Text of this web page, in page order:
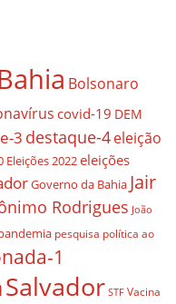
Bolsonaro
covid-19 DEM
3 destaque-4eleição
Eleições 2022eleições
Governo da Bahia Jair
Rodrigues João
pesquisa política ao
1
Salvador STF Vacina